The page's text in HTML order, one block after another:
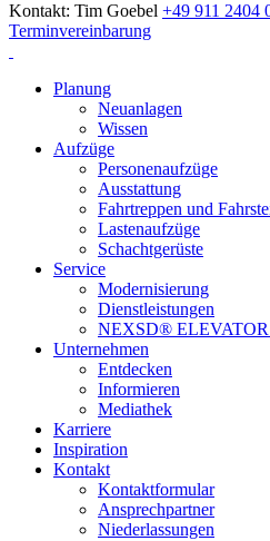
Kontakt: Tim Goebel +49 911 2404
Terminvereinbarung
Planung
Neuanlagen
Wissen
Aufzüge
Personenaufzüge
Ausstattung
Fahrtreppen und
Lastenaufzüge
Schachtgerüste
Service
Modernisierung
Dienstleistungen
NEXSD® ELEVATOR
Unternehmen
Entdecken
Informieren
Mediathek
Karriere
Inspiration
Kontakt
Kontaktformular
Ansprechpartner
Niederlassungen